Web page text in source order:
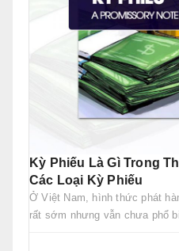
Kỳ Phiếu Là Gì Trong
Các Loại Kỳ Phiếu
Ở Việt Nam, hình thức phát
rất sớm nhưng vẫn chưa phổ